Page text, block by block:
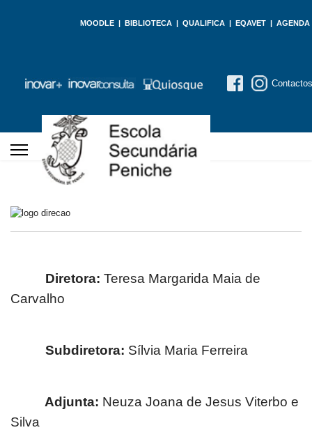
MOODLE | BIBLIOTECA | QUALIFICA | EQAVET | AGENDA
Contactos
Diretora: Teresa Margarida Maia de
Carvalho
Subdiretora: Sílvia Maria Ferreira
Adjunta: Neuza Joana de Jesus Viterbo e
Silva